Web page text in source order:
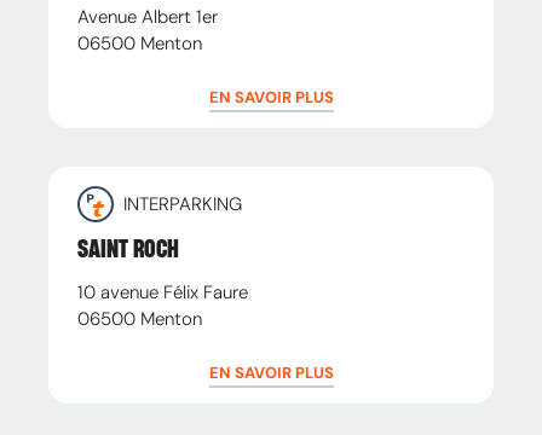
Avenue Albert 1er
06500 Menton
EN SAVOIR PLUS
INTERPARKING
SAINT ROCH
10 avenue Félix Faure
06500 Menton
EN SAVOIR PLUS